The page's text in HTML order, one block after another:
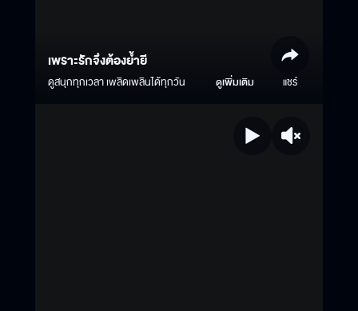
เพราะรักจึงต้องย้ำยี
ดูสนุกทุกเวลา เพลิดเพลินได้ทุกวัน ดูเพิ่มเติม แชร์